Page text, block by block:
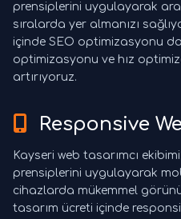
prensiplerini uygulayarak
sıralarda yer almanızı
içinde SEO optimizasyonu
optimizasyonu ve hız
artırıyoruz.
Responsive
Kayseri web tasarımcı
prensiplerini uygulayarak
cihazlarda mükemmel
tasarım ücreti içinde